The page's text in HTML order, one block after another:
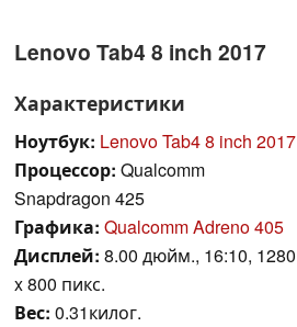
Lenovo Tab4 8 inch 2017
Характеристики
Ноутбук: Lenovo Tab4 8 inch 2017
Процессор: Qualcomm
Snapdragon 425
Графика: Qualcomm Adreno 405
Дисплей: 8.00 дюйм., 16:10, 1280
x 800 пикс.
Вес: 0.31килог.